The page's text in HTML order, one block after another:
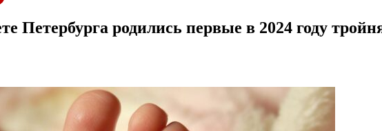
Петербурга родились первые в 2024 году